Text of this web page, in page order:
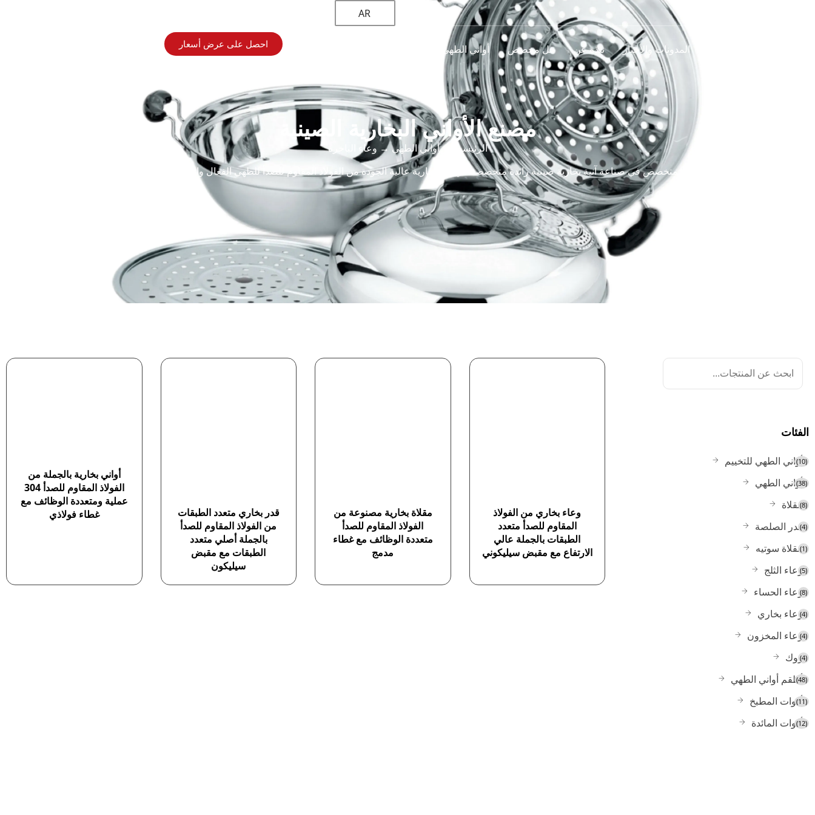
AR
أواني الطهي حل مخصص نبذة عن المدونات والأخبار
احصل على عرض أسعار
مصنع الأواني البخارية الصينية
الرئيسية →أواني الطهي → وعاء الباخرة
مصنع آنية بخارية صيني رائد متخصص في صناعة آنية بخارية صينية رائدة متخصصة في آنية بخارية عالية الجودة من الفولاذ المقاوم للصدأ للطهي الفعال والصحي، متاحة للطلبات بالجملة والمخصصة.
الفئات
أواني الطهي للتخييم (10)
أواني الطهي (38)
مقلاة (8)
قدر الصلصة (4)
مقلاة سوتيه (1)
وعاء الثلج (5)
وعاء الحساء (8)
وعاء بخاري (4)
وعاء المخزون (4)
ووك (4)
أطقم أواني الطهي (48)
أدوات المطبخ (11)
أدوات المائدة (12)
وعاء بخاري من الفولاذ
المقاوم للصدأ متعدد
الطبقات بالجملة عالي
الارتفاع مع مقبض سيليكوني
مقلاة بخارية مصنوعة من
الفولاذ المقاوم للصدأ
متعددة الوظائف مع غطاء
مدمج
قدر بخاري متعدد الطبقات
من الفولاذ المقاوم للصدأ
بالجملة أصلي متعدد
الطبقات مع مقبض
سيليكون
أواني بخارية بالجملة من
الفولاذ المقاوم للصدأ 304
عملية ومتعددة الوظائف مع
غطاء فولاذي